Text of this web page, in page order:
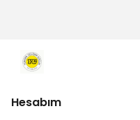
Hesabım